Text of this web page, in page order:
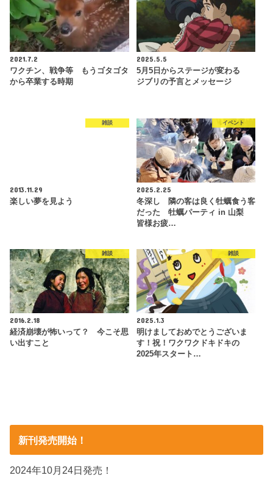
2021.7.2
ワクチン、戦争等 もうゴタゴタ
から卒業する時期
2025.5.5
5月5日からステージが変わる
ジブリの予言とメッセージ
雑談
2013.11.29
楽しい夢を見よう
イベント
2025.2.25
冬深し 隣の客は良く牡蠣食う客
だった 牡蠣パーティ in 山梨
皆様お疲…
雑談
2016.2.18
経済崩壊が怖いって？ 今こそ思
い出すこと
雑談
2025.1.3
明けましておめでとうございま
す！祝！ワクワクドキドキの
2025年スタート…
新刊発売開始！
2024年10月24日発売！